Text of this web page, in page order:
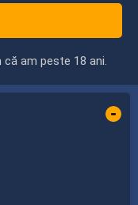
am peste 18 ani.
-